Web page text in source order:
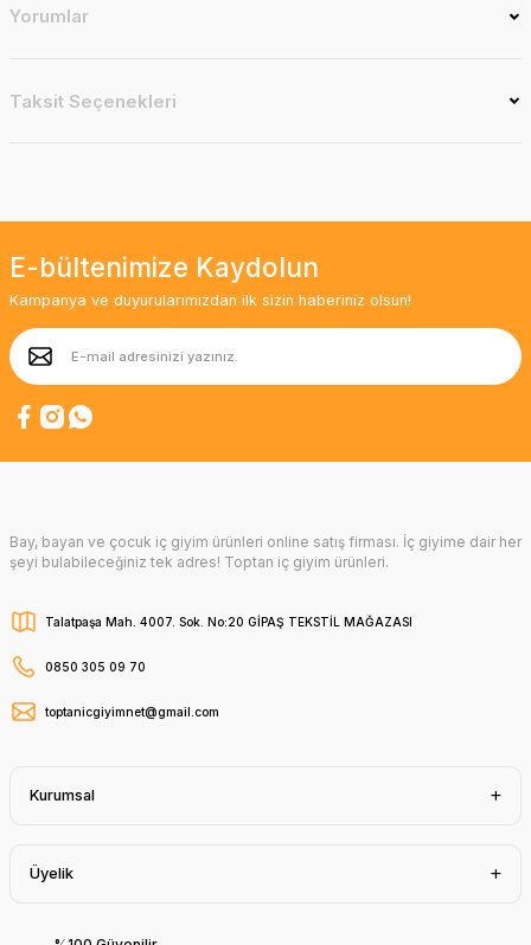
Yorumlar
Taksit Seçenekleri
E-bültenimize Kaydolun
Kampanya ve duyurularımızdan ilk sizin haberiniz olsun!
Bay, bayan ve çocuk iç giyim ürünleri online satış firması. İç giyime dair her
şeyi bulabileceğiniz tek adres! Toptan iç giyim ürünleri.
Talatpaşa Mah. 4007. Sok. No:20 GİPAŞ TEKSTİL MAĞAZASI
0850 305 09 70
toptanicgiyimnet@gmail.com
Kurumsal
Üyelik